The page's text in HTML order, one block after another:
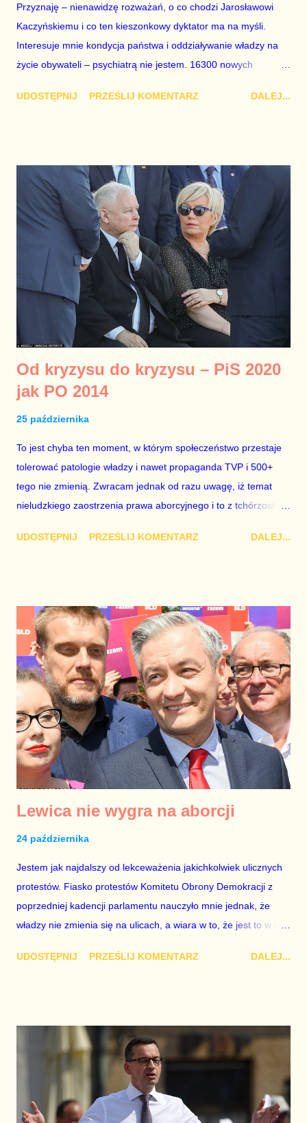
Przyznaję – nienawidzę rozważań, o co chodzi Jarosławowi
Kaczyńskiemu i co ten kieszonkowy dyktator ma na myśli.
Interesuje mnie kondycja państwa i oddziaływanie władzy na
życie obywateli – psychiatrą nie jestem. 16300 nowych
Polska nigdy w najnowszej historii nie była zarządzana
nie odpuściła sobie tych spraw państwa i obywateli, które
moglibyśmy określić jako proza życia. Życie bezlitośnie obnaża
fasadowość państwa po pięciu latach rządów PiS i w szóstym
roku prezydentury Andrzeja Dudy. Konferencje prasowe
premiera Mateusza Morawieckiego organizowane tylko po to,
aby funkcjonariusze partii Jarosława Kaczyńskiego pracujący w
TVP mieli co wbijać do głów Polaków pokazują, że siłą tej
władzy jest już tylko propaganda i aparat represji – z
prokuraturą...
UDOSTĘPNIJ PRZEŚLIJ KOMENTARZ DALEJ...
Od kryzysu do kryzysu – PiS 2020
jak PO 2014
25 października
To jest chyba ten moment, w którym społeczeństwo przestaje
tolerować patologie władzy i nawet propaganda TVP i 500+
tego nie zmienią. Zwracam jednak od razu uwagę, iż temat
nieludzkiego zaostrzenia prawa aborcyjnego i to z tchórzostwa
przepełnia czarę, a nie coś, co ma tak duże znaczenie samo z
oraz człowiek szczerze nienawidzący Platformy Obywatelskiej.
Widzą to, że rząd zupełnie nie przygotował kraju i ludzi na
drugą falę koronawirusa, choć było wiadomo, że nadejdzie
jesienią. Widzą, że rząd w tym czasie zajmował się podziałem
wpływów, którego głównym celem było najedzenie się do syta
zaufanych działaczy, a nie usprawnienie działania państwa w
czasach najtrudniejszych od kilku dekad. Widzą, że zaostrzenie
prawa aborcyjnego w takim momencie i tylnymi d...
UDOSTĘPNIJ PRZEŚLIJ KOMENTARZ DALEJ...
Lewica nie wygra na aborcji
24 października
Jestem jak najdalszy od lekceważenia jakichkolwiek ulicznych
protestów. Fiasko protestów Komitetu Obrony Demokracji z
poprzedniej kadencji parlamentu nauczyło mnie jednak, że
władzy nie zmienia się na ulicach, a wiara w to, że jest to w ten
się formacji politycznych z nastrojami społecznymi. Wtedy zaś
który, choć był obarczony licznymi mankamentami, nie był
pozbawiony sensu. Kaja Godek, która na wszystkich Polkach
mści się za chorobę swojego syna, już zapowiedziała, że teraz
będzie domagała się zdelegalizowania terminacji ciąży, która
powstała na skutek gwałtu. Sukces uskrzydla. Jestem jednak
UDOSTĘPNIJ PRZEŚLIJ KOMENTARZ DALEJ...